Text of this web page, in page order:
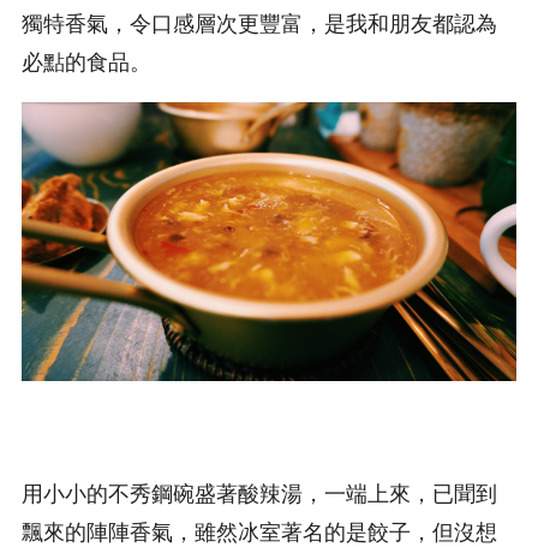
獨特香氣，令口感層次更豐富，是我和朋友都認為
必點的食品。
用小小的不秀鋼碗盛著酸辣湯，一端上來，已聞到
飄來的陣陣香氣，雖然冰室著名的是餃子，但沒想